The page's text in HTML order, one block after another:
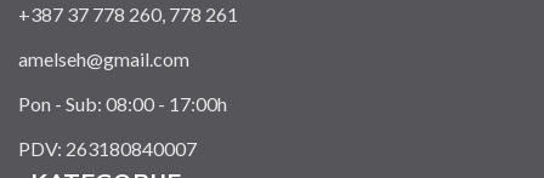
+387 37 778 260, 778 261
amelseh@gmail.com
Pon - Sub: 08:00 - 17:00h
PDV: 263180840007